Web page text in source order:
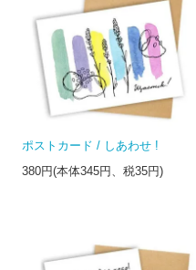
ポストカード / しあわせ !
380円(本体345円、税35円)